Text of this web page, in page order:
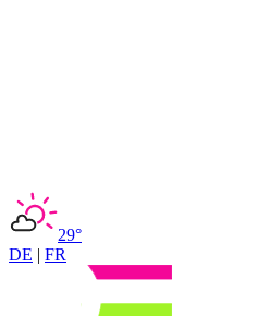
29°
DE | FR